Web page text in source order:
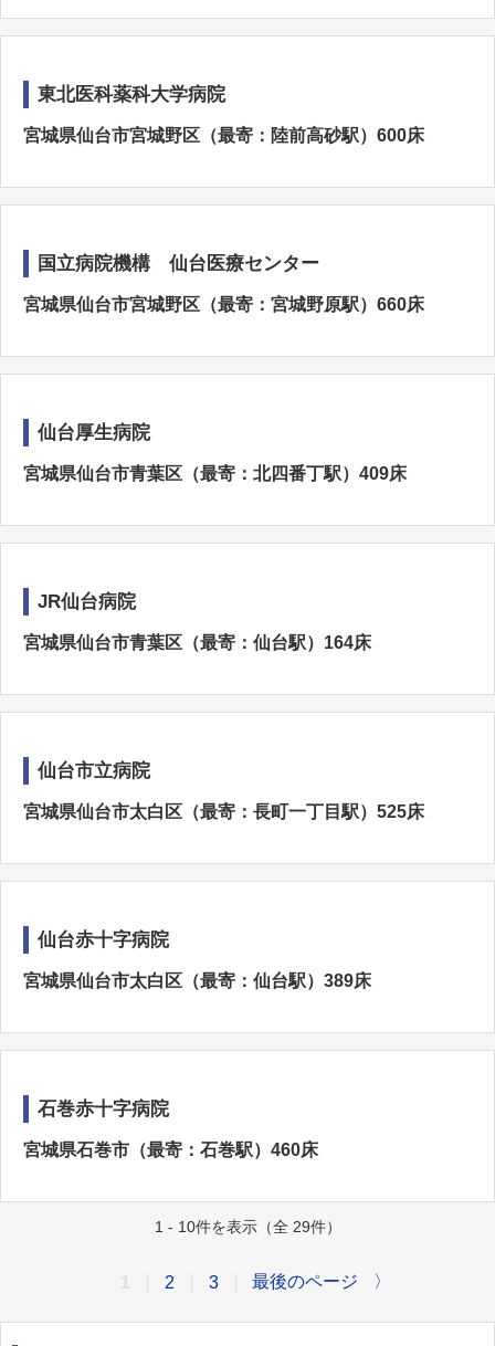
東北医科薬科大学病院
宮城県仙台市宮城野区（最寄：陸前高砂駅）600床
国立病院機構 仙台医療センター
宮城県仙台市宮城野区（最寄：宮城野原駅）660床
仙台厚生病院
宮城県仙台市青葉区（最寄：北四番丁駅）409床
JR仙台病院
宮城県仙台市青葉区（最寄：仙台駅）164床
仙台市立病院
宮城県仙台市太白区（最寄：長町一丁目駅）525床
仙台赤十字病院
宮城県仙台市太白区（最寄：仙台駅）389床
石巻赤十字病院
宮城県石巻市（最寄：石巻駅）460床
1 - 10件を表示（全 29件）
2 3 最後のページ 〉